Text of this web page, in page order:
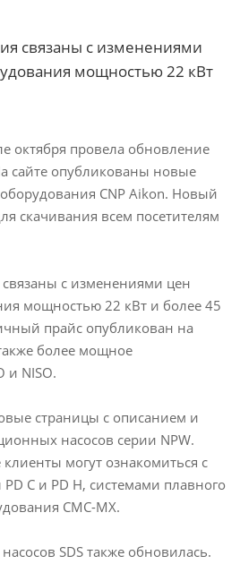
связаны с изменениями
мощностью 22 кВт
октября провела обновление
сайте опубликованы новые
CNP Aikon. Новый
скачивания всем посетителям
с изменениями цен
мощностью 22 кВт и более 45
прайс опубликован на
более мощное
и NISO.
страницы с описанием и
насосов серии NPW.
могут ознакомиться с
C и PD H, системами плавного
CMC-MX.
SDS также обновилась.